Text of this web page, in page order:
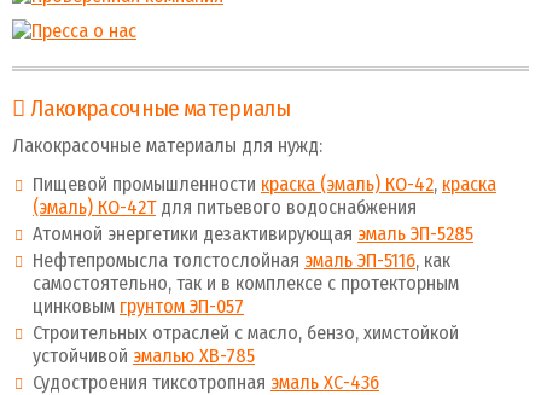
Лакокрасочные материалы
Лакокрасочные материалы для нужд:
Пищевой промышленности краска (эмаль) КО-42, краска
(эмаль) КО-42Тдля питьевого водоснабжения
Атомной энергетики дезактивирующая эмаль ЭП-5285
Нефтепромысла толстослойная эмаль ЭП-5116, как
самостоятельно, так и в комплексе с протекторным
цинковым грунтом ЭП-057
Строительных отраслей с масло, бензо, химстойкой
устойчивой эмалью ХВ-785
Судостроения тиксотропная эмаль ХС-436